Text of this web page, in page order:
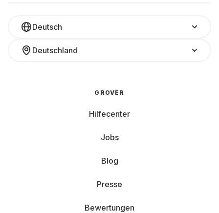
Deutsch
Deutschland
GROVER
Hilfecenter
Jobs
Blog
Presse
Bewertungen